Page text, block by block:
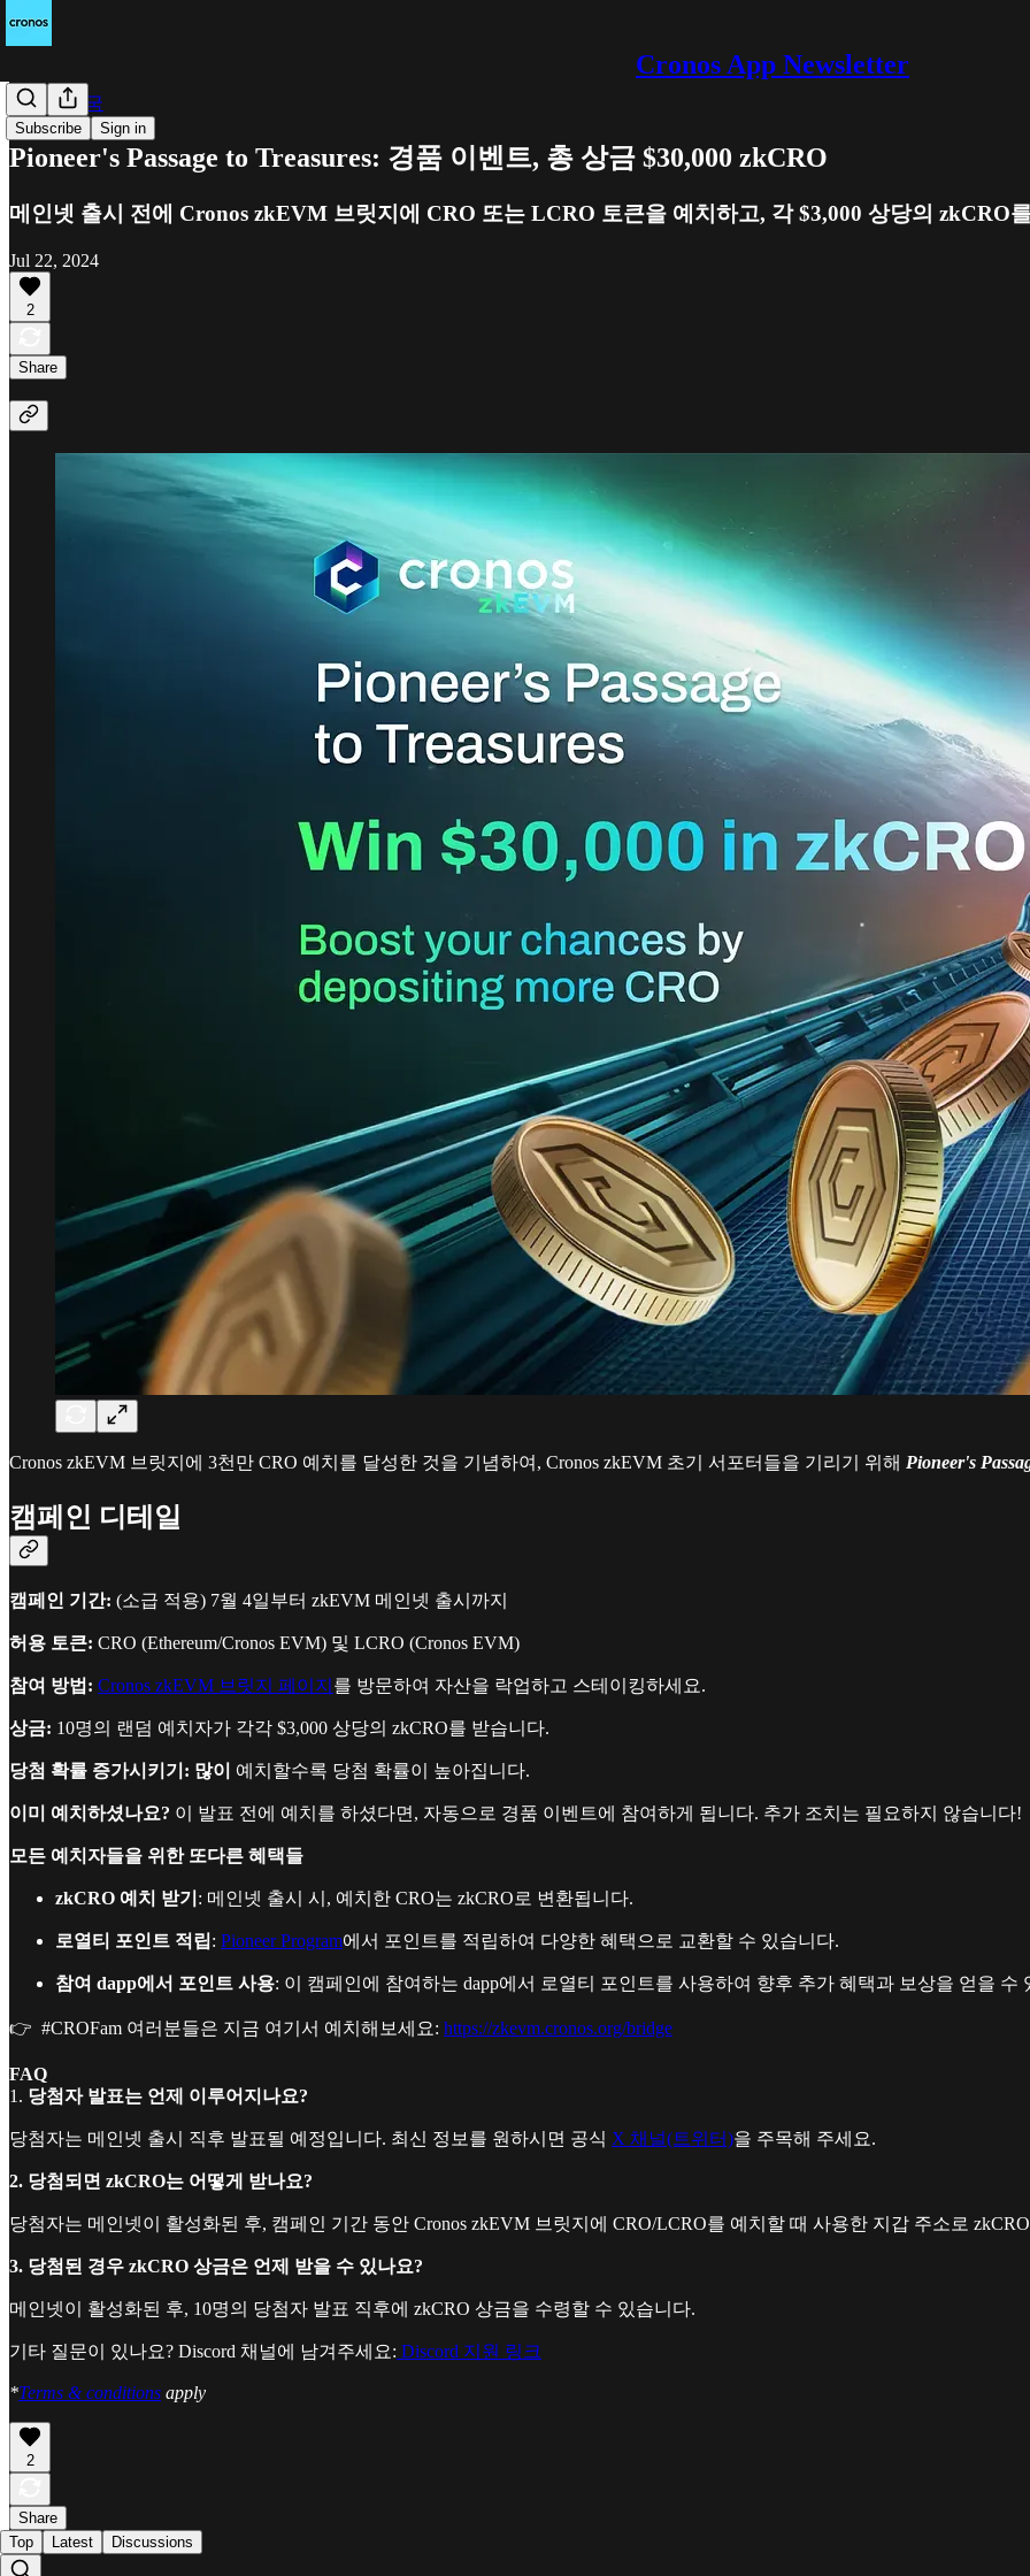
Cronos App Newsletter
Subscribe Sign in
Cronos 한국
Pioneer's Passage to Treasures: 경품 이벤트, 총 상금 $30,000 zkCRO
메인넷 출시 전에 Cronos zkEVM 브릿지에 CRO 또는 LCRO 토큰을 예치하고, 각 $3,000 상당의 zkCRO
Jul 22, 2024
2
Share
Cronos zkEVM 브릿지에 3천만 CRO 예치를 달성한 것을 기념하여, Cronos zkEVM 초기 서포터들을 기리기 위해 Pioneer's
캠페인 디테일
캠페인 기간: (소급 적용) 7월 4일부터 zkEVM 메인넷 출시까지
허용 토큰: CRO (Ethereum/Cronos EVM) 및 LCRO (Cronos EVM)
참여 방법: Cronos zkEVM 브릿지 페이지 를 방문하여 자산을 락업하고 스테이킹하세요.
상금: 10명의 랜덤 예치자가 각각 $3,000 상당의 zkCRO를 받습니다.
당첨 확률 증가시키기: 많이 예치할수록 당첨 확률이 높아집니다.
이미 예치하셨나요? 이 발표 전에 예치를 하셨다면, 자동으로 경품 이벤트에 참여하게 됩니다. 추가 조치는 필요하지 않습니다!
모든 예치자들을 위한 또다른 혜택들
zkCRO 예치 받기 : 메인넷 출시 시, 예치한 CRO는 zkCRO로 변환됩니다.
로열티 포인트 적립: Pioneer Program에서 포인트를 적립하여 다양한 혜택으로 교환할 수 있습니다.
참여 dapp에서 포인트 사용: 이 캠페인에 참여하는 dapp에서 로열티 포인트를 사용하여 향후 추가 혜택과 보상을 얻을 수
👉 #CROFam 여러분들은 지금 여기서 예치해보세요: https://zkevm.cronos.org/bridge
FAQ
1. 당첨자 발표는 언제 이루어지나요?
당첨자는 메인넷 출시 직후 발표될 예정입니다. 최신 정보를 원하시면 공식 X 채널(트위터)을 주목해 주세요.
2. 당첨되면 zkCRO는 어떻게 받나요?
당첨자는 메인넷이 활성화된 후, 캠페인 기간 동안 Cronos zkEVM 브릿지에 CRO/LCRO를 예치할 때 사용한 지갑 주소로
3. 당첨된 경우 zkCRO 상금은 언제 받을 수 있나요?
메인넷이 활성화된 후, 10명의 당첨자 발표 직후에 zkCRO 상금을 수령할 수 있습니다.
기타 질문이 있나요? Discord 채널에 남겨주세요: Discord 지원 링크
*Terms & conditions apply
2
Share
Top
Latest Discussions